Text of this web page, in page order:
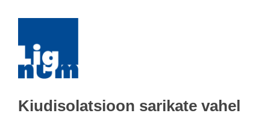
Kiudisolatsioon sarikate vahel